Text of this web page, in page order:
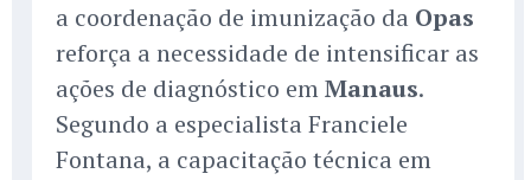
a coordenação de imunização da Opas
reforça a necessidade de intensificar as
ações de diagnóstico emManaus.
Segundo a especialista Franciele
Fontana, a capacitação técnica em